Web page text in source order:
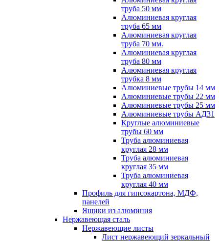
труба 50 мм
Алюминиевая круглая
труба 65 мм
Алюминиевая круглая
труба 70 мм.
Алюминиевая круглая
труба 80 мм
Алюминиевая круглая
трубка 8 мм
Алюминиевые трубы 14 мм
Алюминиевые трубы 22 мм
Алюминиевые трубы 25 мм
Алюминиевые трубы АД31
Круглые алюминиевые
трубы 60 мм
Труба алюминиевая
круглая 28 мм
Труба алюминиевая
круглая 35 мм
Труба алюминиевая
круглая 40 мм
Профиль для гипсокартона, МДФ,
панелей
Ящики из алюминия
Нержавеющая сталь
Нержавеющие листы
Лист нержавеющий зеркальный